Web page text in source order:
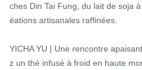
ches Din Tai Fung, du lait de soja
éations artisanales raffinées.
YICHA YU | Une rencontre
z un thé infusé à froid en haute